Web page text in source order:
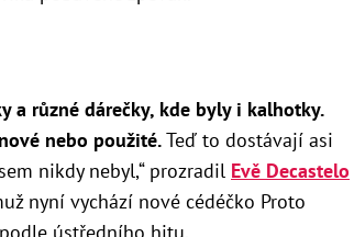
a různé dárečky, kde byly i kalhotky.
nebo použité.Teď to dostávají asi
nikdy nebyl,“ prozradil Evě Decastelo
nyní vychází nové cédéčko Proto
ústředního hitu.